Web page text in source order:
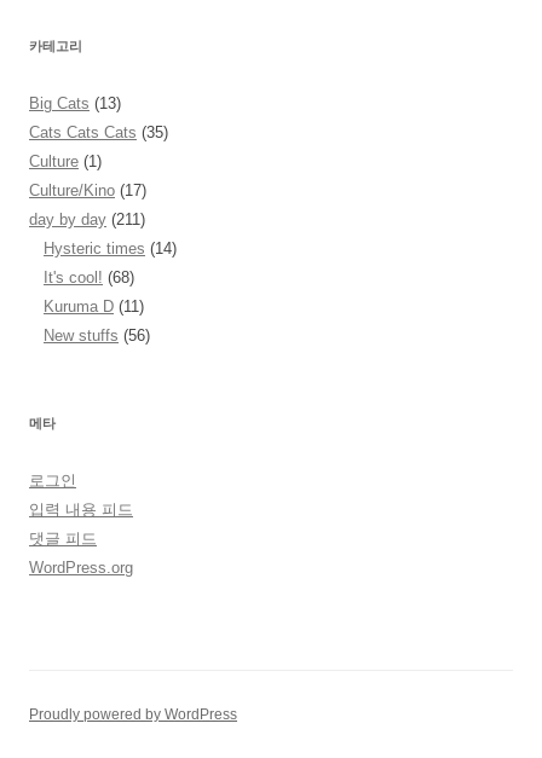
카테고리
Big Cats (13)
Cats Cats Cats (35)
Culture (1)
Culture/Kino (17)
day by day (211)
Hysteric times (14)
It's cool! (68)
Kuruma D (11)
New stuffs (56)
메타
로그인
입력 내용 피드
댓글 피드
WordPress.org
Proudly powered by WordPress